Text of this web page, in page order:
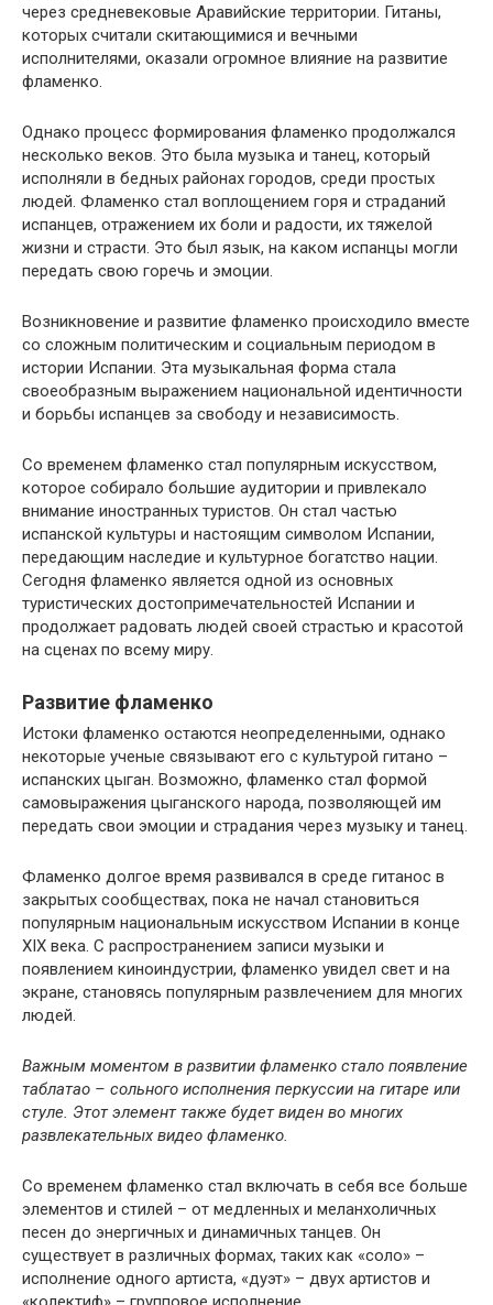
через средневековые Аравийские территории. Гитаны,
которых считали скитающимися и вечными
исполнителями, оказали огромное влияние на развитие
фламенко.
Однако процесс формирования фламенко продолжался
несколько веков. Это была музыка и танец, который
исполняли в бедных районах городов, среди простых
людей. Фламенко стал воплощением горя и страданий
испанцев, отражением их боли и радости, их тяжелой
жизни и страсти. Это был язык, на каком испанцы могли
передать свою горечь и эмоции.
Возникновение и развитие фламенко происходило вместе
со сложным политическим и социальным периодом в
истории Испании. Эта музыкальная форма стала
своеобразным выражением национальной идентичности
и борьбы испанцев за свободу и независимость.
Со временем фламенко стал популярным искусством,
которое собирало большие аудитории и привлекало
внимание иностранных туристов. Он стал частью
испанской культуры и настоящим символом Испании,
передающим наследие и культурное богатство нации.
Сегодня фламенко является одной из основных
туристических достопримечательностей Испании и
продолжает радовать людей своей страстью и красотой
на сценах по всему миру.
Развитие фламенко
Истоки фламенко остаются неопределенными, однако
некоторые ученые связывают его с культурой гитано –
испанских цыган. Возможно, фламенко стал формой
самовыражения цыганского народа, позволяющей им
передать свои эмоции и страдания через музыку и танец.
Фламенко долгое время развивался в среде гитанос в
закрытых сообществах, пока не начал становиться
популярным национальным искусством Испании в конце
XIX века. С распространением записи музыки и
появлением киноиндустрии, фламенко увидел свет и на
экране, становясь популярным развлечением для многих
людей.
Важным моментом в развитии фламенко стало появление
таблатао – сольного исполнения перкуссии на гитаре или
стуле. Этот элемент также будет виден во многих
развлекательных видео фламенко.
Со временем фламенко стал включать в себя все больше
элементов и стилей – от медленных и меланхоличных
песен до энергичных и динамичных танцев. Он
существует в различных формах, таких как «соло» –
исполнение одного артиста, «дуэт» – двух артистов и